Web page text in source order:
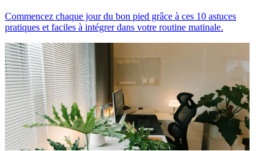
Commencez chaque jour du bon pied grâce à ces 10 astuces
pratiques et faciles à intégrer dans votre routine matinale.